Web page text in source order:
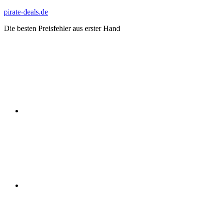
Zum
springen
pirate-deals.de
Die besten Preisfehler aus erster Hand